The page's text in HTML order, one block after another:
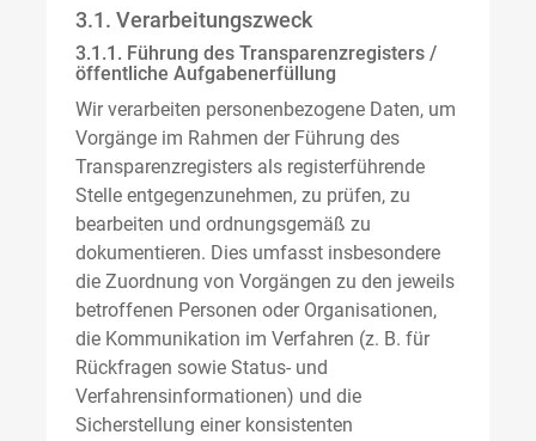
3.1. Verarbeitungszweck
3.1.1. Führung des Transparenzregisters /
öffentliche Aufgabenerfüllung
Wir verarbeiten personenbezogene Daten, um
Vorgänge im Rahmen der Führung des
Transparenzregisters als registerführende
Stelle entgegenzunehmen, zu prüfen, zu
bearbeiten und ordnungsgemäß zu
dokumentieren. Dies umfasst insbesondere
die Zuordnung von Vorgängen zu den jeweils
betroffenen Personen oder Organisationen,
die Kommunikation im Verfahren (z. B. für
Rückfragen sowie Status- und
Verfahrensinformationen) und die
Sicherstellung einer konsistenten